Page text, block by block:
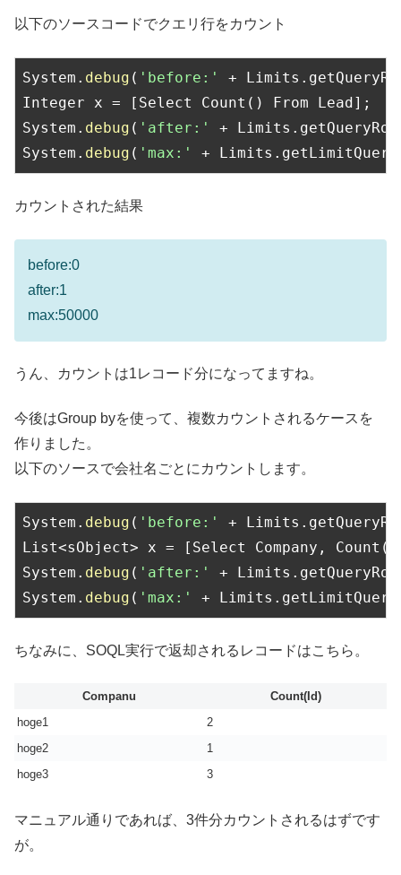
以下のソースコードでクエリ行をカウント
System. debug ( 'before:'
+
Integer x = [Select Count() From Lead];
System. debug ( 'after:'
+
System. debug ( 'max:' +
カウントされた結果
before:0
after:1
max:50000
うん、カウントは1レコード分になってますね。
今後はGroup byを使って、複数カウントされるケースを
作りました。
以下のソースで会社名ごとにカウントします。
System. debug ( 'before:'
+
List<sObject> x = [Select Company,
System. debug ( 'after:'
+
System. debug ( 'max:' +
ちなみに、SOQL実行で返却されるレコードはこちら。
Companu
Count(Id)
hoge1
2
hoge2
1
hoge3
3
マニュアル通りであれば、3件分カウントされるはずです
が。